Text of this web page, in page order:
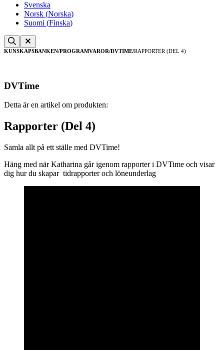
Svenska
Norsk (Norska)
Suomi (Finska)
Sök
KUNSKAPSBANKEN PROGRAMVAROR DVTIME RAPPORTER (DEL 4)
DVTime
Detta är en artikel om produkten:
Rapporter (Del 4)
Samla allt på ett ställe med DVTime!
Häng med när Katharina går igenom rapporter i DVTime och visar
dig hur du skapar tidrapporter och löneunderlag